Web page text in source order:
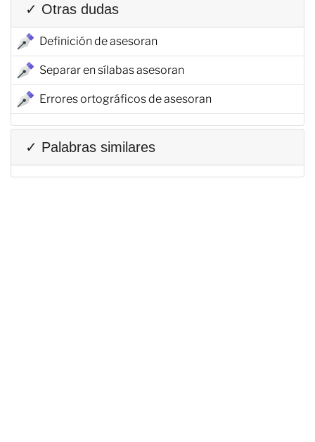
✓ Otras dudas
Definición de asesoran
Separar en sílabas asesoran
Errores ortográficos de asesoran
✓ Palabras similares